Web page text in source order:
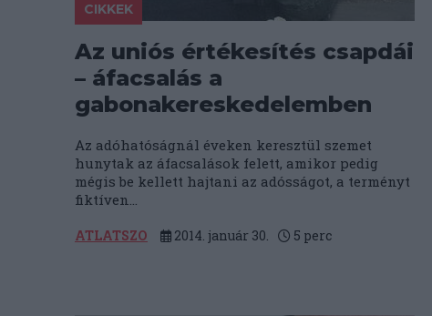
CIKKEK
Az uniós értékesítés csapdái
– áfacsalás a
gabonakereskedelemben
Az adóhatóságnál éveken keresztül szemet
hunytak az áfacsalások felett, amikor pedig
mégis be kellett hajtani az adósságot, a terményt
fiktíven...
ATLATSZO 2014. január 30. 5 perc